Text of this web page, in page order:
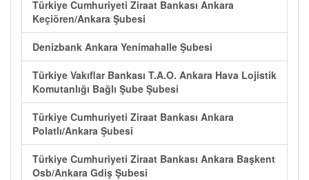
Türkiye Cumhuriyeti Ziraat Bankası Ankara
Keçiören/Ankara Şubesi
Denizbank Ankara Yenimahalle Şubesi
Türkiye Vakıflar Bankası T.A.O. Ankara Hava Lojistik
Komutanlığı Bağlı Şube Şubesi
Türkiye Cumhuriyeti Ziraat Bankası Ankara
Polatlı/Ankara Şubesi
Türkiye Cumhuriyeti Ziraat Bankası Ankara Başkent
Osb/Ankara Gdiş Şubesi